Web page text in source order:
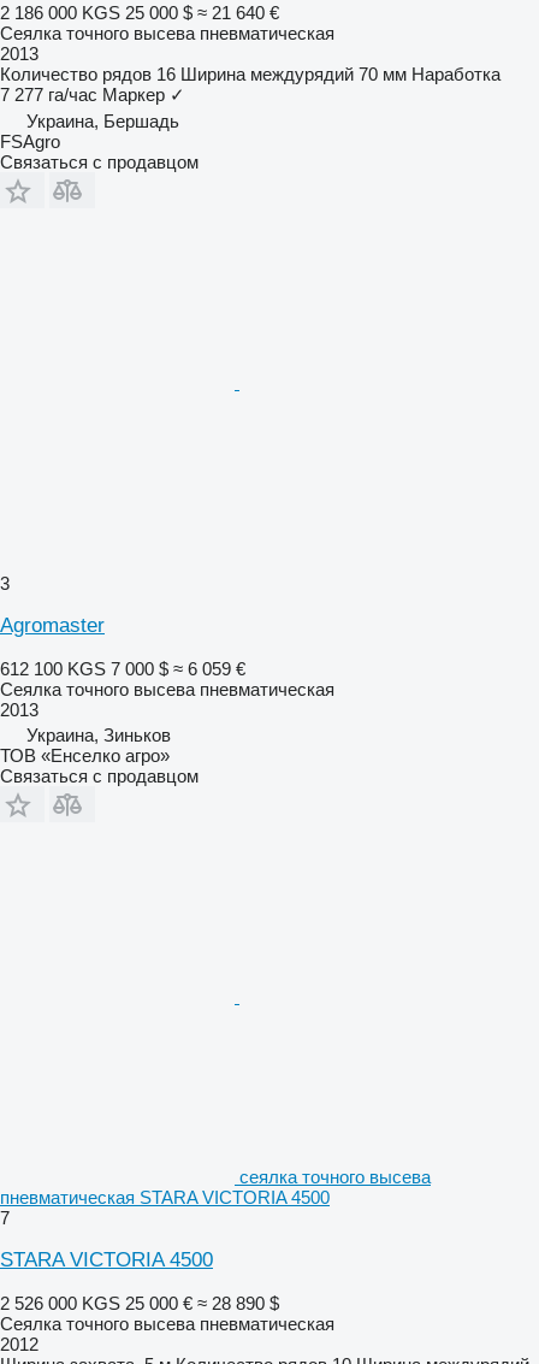
2 186 000 KGS 25 000 $ ≈ 21 640 €
Сеялка точного высева пневматическая
2013
Количество рядов 16 Ширина междурядий 70 мм Наработка
7 277 га/час Маркер ✓
Украина, Бершадь
FSAgro
Связаться с продавцом
3
Agromaster
612 100 KGS 7 000 $ ≈ 6 059 €
Сеялка точного высева пневматическая
2013
Украина, Зиньков
ТОВ «Енселко агро»
Связаться с продавцом
сеялка точного высева
пневматическая STARA VICTORIA 4500
7
STARA VICTORIA 4500
2 526 000 KGS 25 000 € ≈ 28 890 $
Сеялка точного высева пневматическая
2012